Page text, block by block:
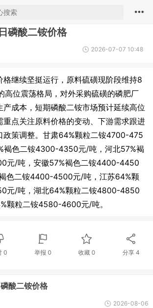
磷酸二铵价格
2026-07-07 10:48
格继续坚挺运行，原料硫磺现阶段维持8
位震荡格局，对外采购硫磺的磷肥厂
产成本，短期磷酸二铵市场预计延续高位
重点关注原料价格的变动、下游需求跟进
政策调整。甘肃64%颗粒二铵4700-475
褐色二铵4300-4350元/吨，河北57%褐
元/吨，安徽57%褐色二铵4400-4450
色二铵4400-4500元/吨，江苏64%颗
元/吨，湖北64%颗粒二铵4800-4850
颗粒二铵4580-4600元/吨。
0 举报 0 收藏 0 分享 4
酸二铵价格
2026-08-06